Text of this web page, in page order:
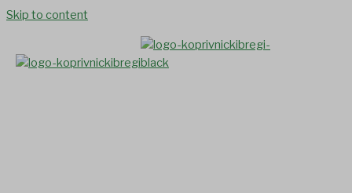
Skip to content